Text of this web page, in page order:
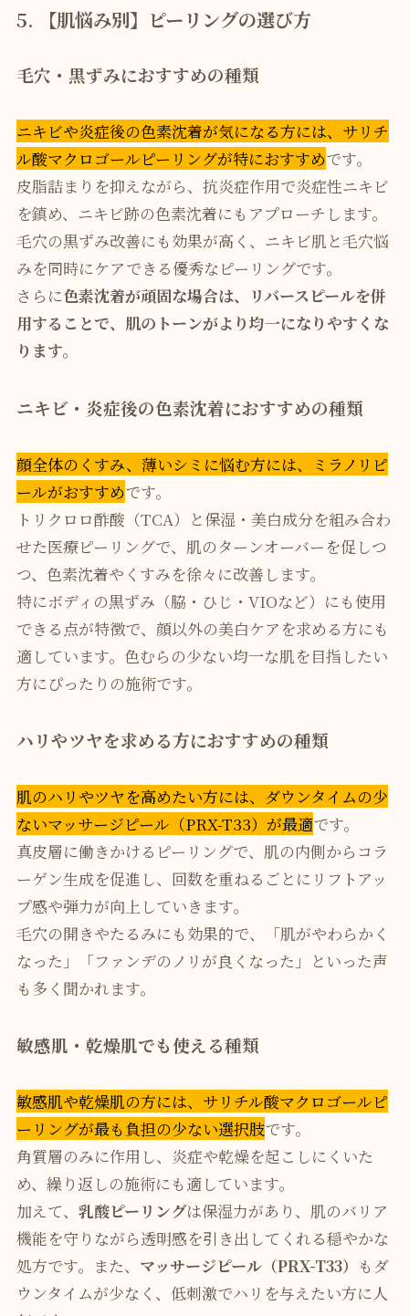
5. 【肌悩み別】ピーリングの選び方
毛穴・黒ずみにおすすめの種類
ニキビや炎症後の色素沈着が気になる方には、サリチ
ル酸マクロゴールピーリングが特におすすめです。
皮脂詰まりを抑えながら、抗炎症作用で炎症性ニキビ
を鎮め、ニキビ跡の色素沈着にもアプローチします。
毛穴の黒ずみ改善にも効果が高く、ニキビ肌と毛穴悩
みを同時にケアできる優秀なピーリングです。
さらに色素沈着が頑固な場合は、リバースピールを併
用することで、肌のトーンがより均一になりやすくな
ります。
ニキビ・炎症後の色素沈着におすすめの種類
顔全体のくすみ、薄いシミに悩む方には、ミラノリピ
ールがおすすめです。
トリクロロ酢酸（TCA）と保湿・美白成分を組み合わ
せた医療ピーリングで、肌のターンオーバーを促しつ
つ、色素沈着やくすみを徐々に改善します。
特にボディの黒ずみ（脇・ひじ・VIOなど）にも使用
できる点が特徴で、顔以外の美白ケアを求める方にも
適しています。色むらの少ない均一な肌を目指したい
方にぴったりの施術です。
ハリやツヤを求める方におすすめの種類
肌のハリやツヤを高めたい方には、ダウンタイムの少
ないマッサージピール（PRX-T33）が最適です。
真皮層に働きかけるピーリングで、肌の内側からコラ
ーゲン生成を促進し、回数を重ねるごとにリフトアッ
プ感や弾力が向上していきます。
毛穴の開きやたるみにも効果的で、「肌がやわらかく
なった」「ファンデのノリが良くなった」といった声
も多く聞かれます。
敏感肌・乾燥肌でも使える種類
敏感肌や乾燥肌の方には、サリチル酸マクロゴールピ
ーリングが最も負担の少ない選択肢です。
角質層のみに作用し、炎症や乾燥を起こしにくいた
め、繰り返しの施術にも適しています。
加えて、 乳酸ピーリングは保湿力があり、肌のバリア
機能を守りながら透明感を引き出してくれる穏やかな
処方です。また、 マッサージピール（PRX-T33） もダ
ウンタイムが少なく、低刺激でハリを与えたい方に人